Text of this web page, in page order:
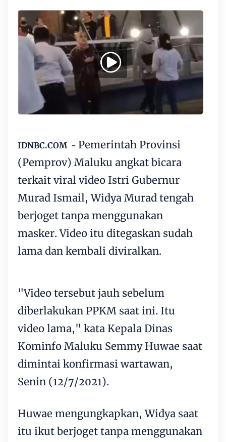
IDNBC.COM - Pemerintah Provinsi
(Pemprov) Maluku angkat bicara
terkait viral video Istri Gubernur
Murad Ismail, Widya Murad tengah
berjoget tanpa menggunakan
masker. Video itu ditegaskan sudah
lama dan kembali diviralkan.
"Video tersebut jauh sebelum
diberlakukan PPKM saat ini. Itu
video lama," kata Kepala Dinas
Kominfo Maluku Semmy Huwae saat
dimintai konfirmasi wartawan,
Senin (12/7/2021).
Huwae mengungkapkan, Widya saat
itu ikut berjoget tanpa menggunakan